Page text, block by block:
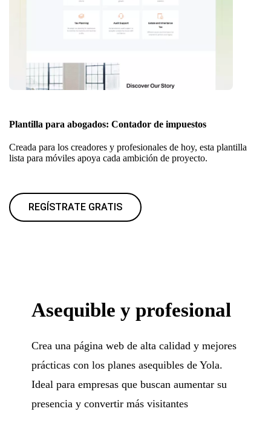
Plantilla para abogados: Contador de impuestos
Creada para los creadores y profesionales de hoy, esta plantilla
lista para móviles apoya cada ambición de proyecto.
REGÍSTRATE GRATIS
Asequible y profesional
Crea una página web de alta calidad y mejores
prácticas con los planes asequibles de Yola.
Ideal para empresas que buscan aumentar su
presencia y convertir más visitantes